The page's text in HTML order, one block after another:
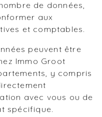
de données,
aux
et comptables.
peuvent être
Immo Groot
y compris
avec vous ou de
spécifique.